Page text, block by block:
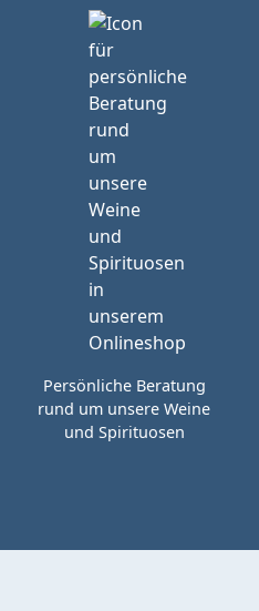
Persönliche Beratung
rund um unsere Weine
und Spirituosen